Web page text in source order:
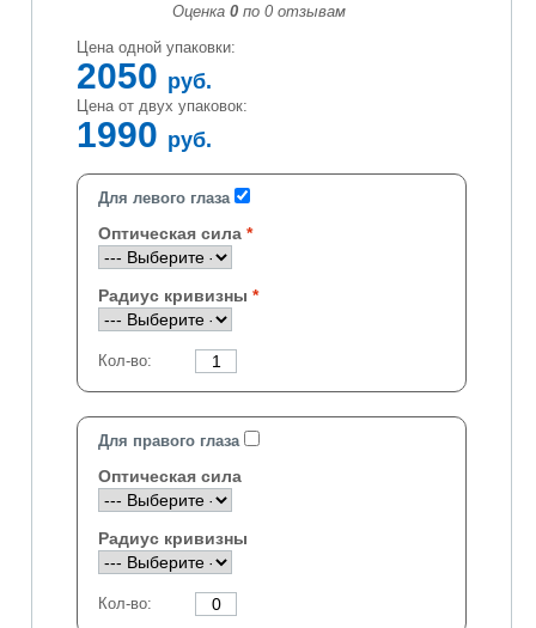
Оценка 0 по 0 отзывам
Цена одной упаковки:
2050 руб.
Цена от двух упаковок:
1990 руб.
Для левого глаза
Оптическая сила
Радиус кривизны
Кол-во:
Для правого глаза
Оптическая сила
Радиус кривизны
Кол-во: